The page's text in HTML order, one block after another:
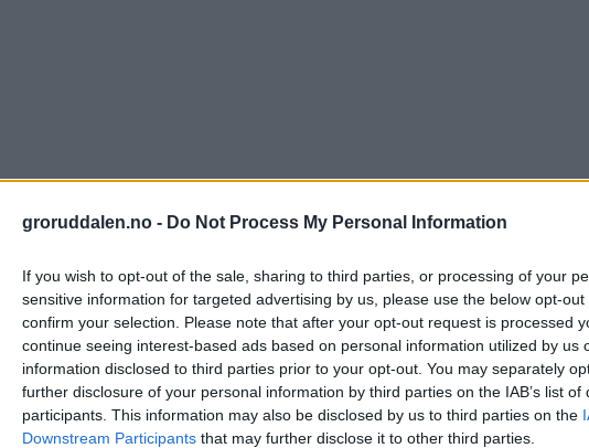
groruddalen.no - Do Not Process My Personal Information
If you wish to opt-out of the sale, sharing to third parties, or processing of your
sensitive information for targeted advertising by us, please use the below opt-out
confirm your selection. Please note that after your opt-out request is processed
continue seeing interest-based ads based on personal information utilized by us
information disclosed to third parties prior to your opt-out. You may separately
further disclosure of your personal information by third parties on the IAB’s list of
participants. This information may also be disclosed by us to third parties on the
Downstream Participants that may further disclose it to other third parties.